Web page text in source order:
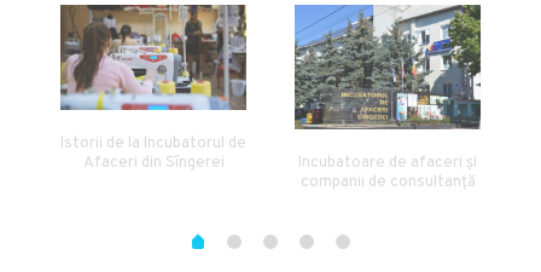
Istorii de la Incubatorul de
Afaceri din Sîngerei
Incubatoare de afaceri și
companii de consultanță